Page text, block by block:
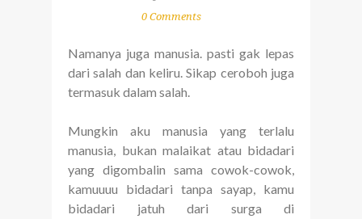
0 Comments
Namanya juga manusia. pasti gak lepas
dari salah dan keliru. Sikap ceroboh juga
termasuk dalam salah.
Mungkin aku manusia yang terlalu
manusia, bukan malaikat atau bidadari
yang digombalin sama cowok-cowok,
kamuuuu bidadari tanpa sayap, kamu
bidadari jatuh dari surga di